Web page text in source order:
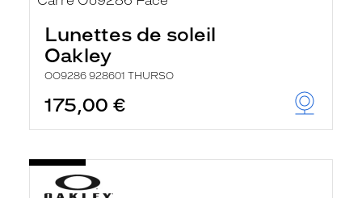
Lunettes de soleil
Oakley
OO9286 928601 THURSO
175,00 €